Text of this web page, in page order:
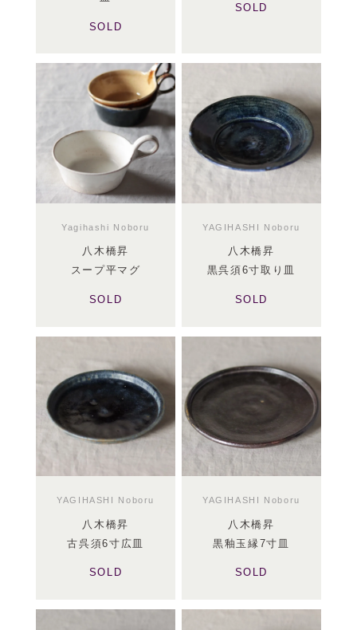
SOLD
SOLD
Yagihashi Noboru
八木橋昇
スープ平マグ
SOLD
YAGIHASHI Noboru
八木橋昇
黒呉須6寸取り皿
SOLD
YAGIHASHI Noboru
八木橋昇
古呉須6寸広皿
SOLD
YAGIHASHI Noboru
八木橋昇
黒釉玉縁7寸皿
SOLD